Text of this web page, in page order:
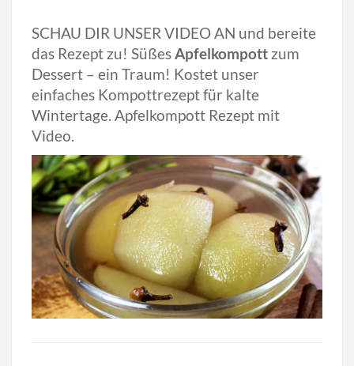
SCHAU DIR UNSER VIDEO AN und bereite
das Rezept zu! SüßesApfelkompott zum
Dessert – ein Traum! Kostet unser
einfaches Kompottrezept für kalte
Wintertage. Apfelkompott Rezept mit
Video.